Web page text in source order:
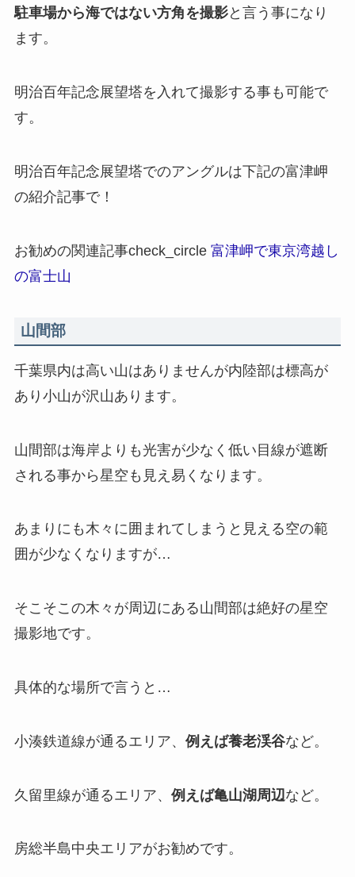
駐車場から海ではない方角を撮影と言う事になり
ます。
明治百年記念展望塔を入れて撮影する事も可能で
す。
明治百年記念展望塔でのアングルは下記の富津岬
の紹介記事で！
お勧めの関連記事check_circle 富津岬で東京湾越し
の富士山
山間部
千葉県内は高い山はありませんが内陸部は標高が
あり小山が沢山あります。
山間部は海岸よりも光害が少なく低い目線が遮断
される事から星空も見え易くなります。
あまりにも木々に囲まれてしまうと見える空の範
囲が少なくなりますが…
そこそこの木々が周辺にある山間部は絶好の星空
撮影地です。
具体的な場所で言うと…
小湊鉄道線が通るエリア、 例えば養老渓谷など。
久留里線が通るエリア、 例えば亀山湖周辺など。
房総半島中央エリアがお勧めです。